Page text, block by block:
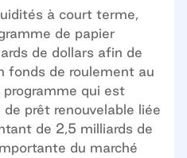
à court terme,
de papier
de dollars afin de
fonds de roulement au
programme qui est
prêt renouvelable liée
de 2,5 milliards de
du marché